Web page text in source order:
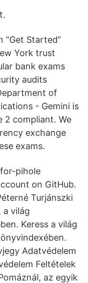
“Get Started”
York trust
bank exams
audits
of
- Gemini is
2 compliant. We
exchange
exams.
pihole
on GitHub.
Turjánszki
a világ
Keress a világ
Adatvédelem
Feltételek
az egyik